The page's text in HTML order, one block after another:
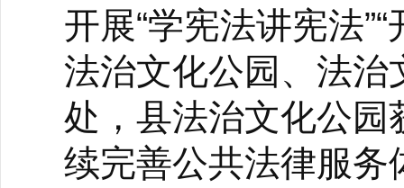
开展“学宪法讲宪法
法治文化公园、法治
处，县法治文化公园
续完善公共法律服务